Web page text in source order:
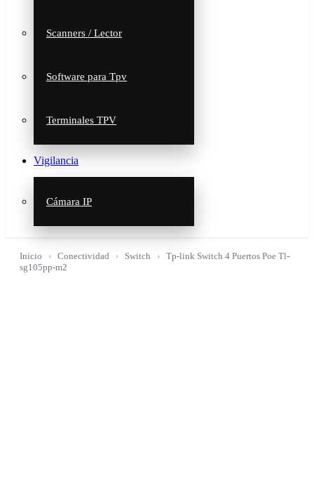
Scanners / Lector
Software para Tpv
Terminales TPV
Vigilancia
Cámara IP
Inicio Conectividad Switch
Tp-link Switch 4 Puertos Poe Tl-
sg105pp-m2